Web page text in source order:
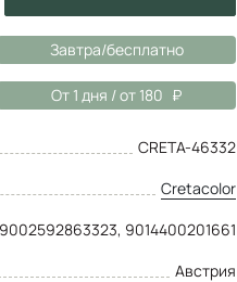
Завтра/бесплатно
От 1 дня / от 180
CRETA-46332
Cretacolor
9002592863323, 9014400201661
Австрия